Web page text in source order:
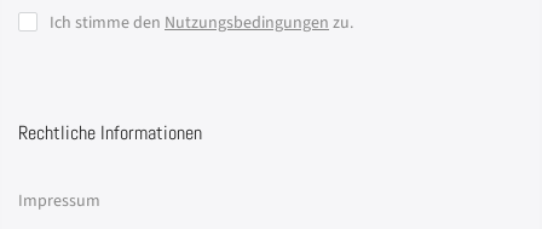
Ich stimme den Nutzungsbedingungen zu.
Rechtliche Informationen
Impressum